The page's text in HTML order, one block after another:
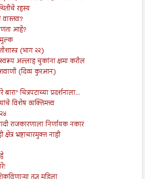
रहस्य
वास्तव?
आहे?
(भाग २२)
अल्लाह चुकांना क्षमा करील
(दिव्य कुरआन)
चित्रपटाच्या प्रदर्शनाला...
विशेष व्यक्तिमत्त्व
राजकारणाला निर्णायक नकार
भ्रष्टाचारमुक्त नाही